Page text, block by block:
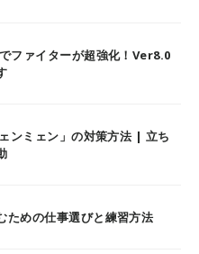
ファイターが超強化！Ver8.0
ンミェン」の対策方法 | 立ち
ための仕事選びと練習方法